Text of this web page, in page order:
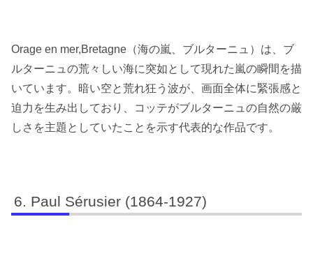
Orage en mer,Bretagne（海の嵐、ブルターニュ）は、ブ
ルターニュの荒々しい海に突如として現れた嵐の瞬間を描
いています。暗い空と荒れ狂う波が、画面全体に緊張感と
迫力を生み出しており、コッテがブルターニュの自然の厳
しさを主題としていたことを示す代表的な作品です。
Paul Sérusier (1864-1927)